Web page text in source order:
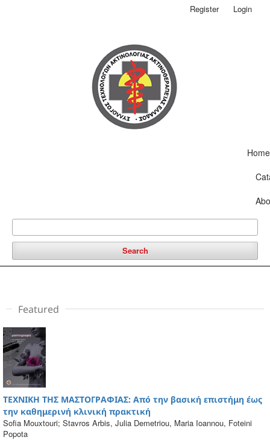
Home
Search
Register Login
Featured
ΤΕΧΝΙΚΗ ΤΗΣ ΜΑΣΤΟΓΡΑΦΙΑΣ: Από την βασική επιστήμη έως
την καθημερινή κλινική πρακτική
Sofia Mouxtouri; Stavros Arbis, Julia Demetriou, Maria Ioannou, Foteini
Popota